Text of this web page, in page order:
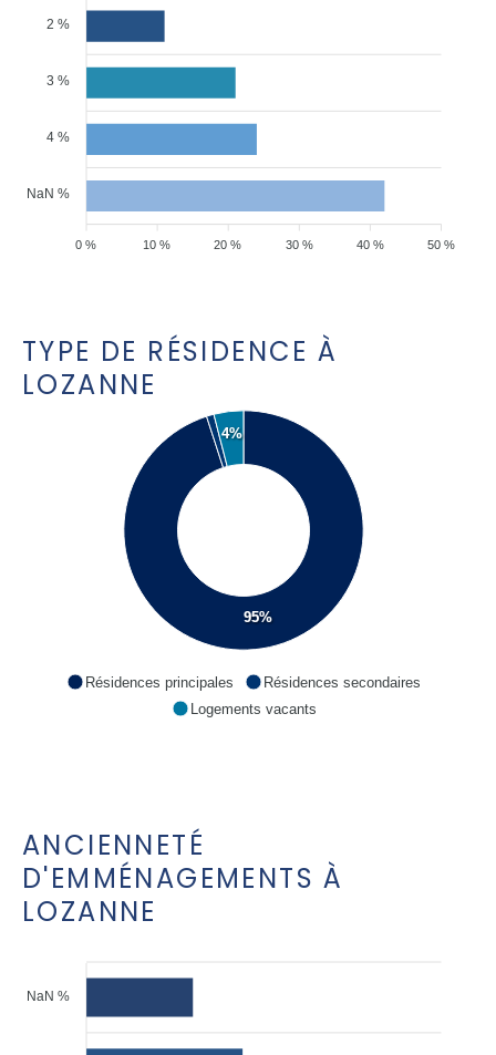
2 %
3 %
4 %
NaN %
50 %
40 %
30 %
20 %
10 %
0 %
TYPE DE RÉSIDENCE À
LOZANNE
95%
4%
Résidences principales
Résidences secondaires
Logements vacants
ANCIENNETÉ
D'EMMÉNAGEMENTS À
LOZANNE
NaN %